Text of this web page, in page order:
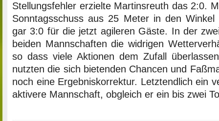
Stellungsfehler erzielte Martinsreuth das 2:0.
Sonntagsschuss aus 25 Meter in den
gar 3:0 für die jetzt agileren Gäste. In der
beiden Mannschaften die widrigen
so dass viele Aktionen dem Zufall
nutzten die sich bietenden Chancen und
noch eine Ergebniskorrektur. Letztendlich ein
aktivere Mannschaft, obgleich er ein bis zwei